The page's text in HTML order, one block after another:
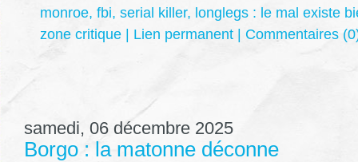
monroe, fbi, serial killer, longlegs : le mal existe
zone critique | Lien permanent | Commentaires
samedi, 06 décembre 2025
Borgo : la matonne déconne